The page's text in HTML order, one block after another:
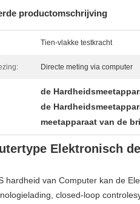
productomschrijving
Tien-vlakke testkracht
Directe meting via computer
de
de
meetapparaat van de
Elektronisch
hardheid van Computer kan de
closed-loop